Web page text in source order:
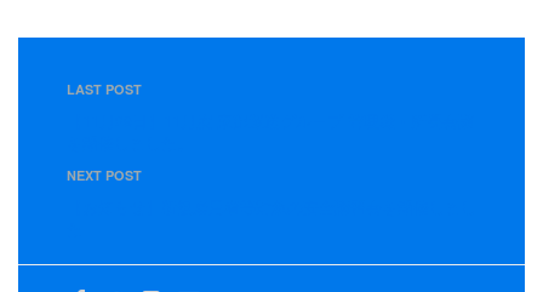
LAST POST
NEXT POST